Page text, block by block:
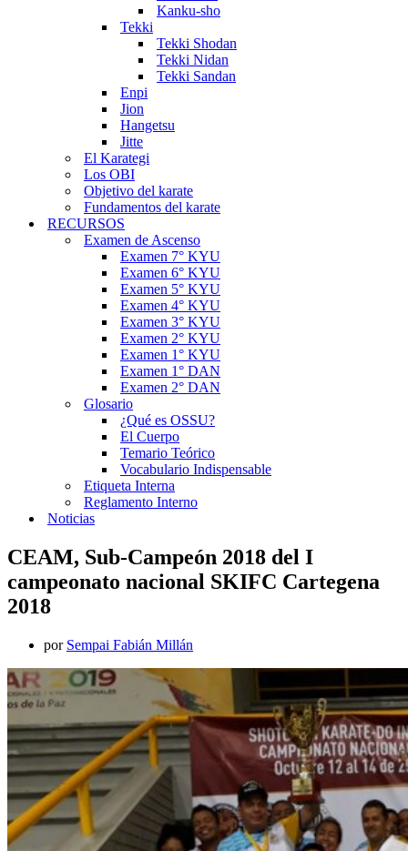
Kanku-sho
Tekki
Tekki Shodan
Tekki Nidan
Tekki Sandan
Enpi
Jion
Hangetsu
Jitte
El Karategi
Los OBI
Objetivo del karate
Fundamentos del karate
RECURSOS
Examen de Ascenso
Examen 7° KYU
Examen 6° KYU
Examen 5° KYU
Examen 4° KYU
Examen 3° KYU
Examen 2° KYU
Examen 1° KYU
Examen 1° DAN
Examen 2° DAN
Glosario
¿Qué es OSSU?
El Cuerpo
Temario Teórico
Vocabulario Indispensable
Etiqueta Interna
Reglamento Interno
Noticias
CEAM, Sub-Campeón 2018 del I
campeonato nacional SKIFC Cartegena
2018
por Sempai Fabián Millán